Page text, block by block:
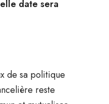
date sera
de sa politique
reste